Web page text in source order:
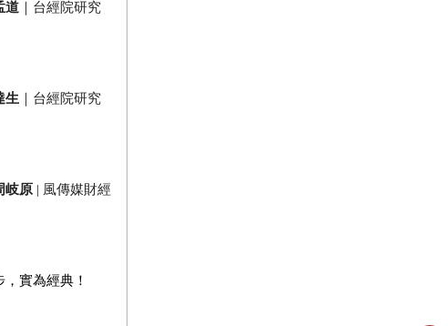
道 ｜台經院研究
生 ｜台經院研究
岐原 | 風傳媒財經
實為經典！